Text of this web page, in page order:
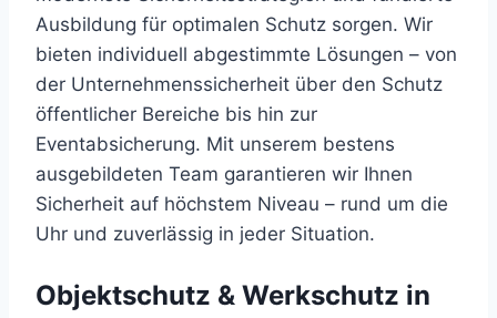
Ausbildung für optimalen Schutz sorgen. Wir
bieten individuell abgestimmte Lösungen – von
der Unternehmenssicherheit über den Schutz
öffentlicher Bereiche bis hin zur
Eventabsicherung. Mit unserem bestens
ausgebildeten Team garantieren wir Ihnen
Sicherheit auf höchstem Niveau – rund um die
Uhr und zuverlässig in jeder Situation.
Objektschutz & Werkschutz in